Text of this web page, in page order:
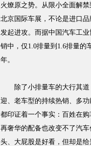
火燎原之势。从限小全面解
北京国际车展，不论是进口
发起进攻。而据中国汽车工
销中，仅1.0排量到1.6排量的
年。
除了小排量车的大行其道
迎、老车型的持续热销、多
都印证着一个事实：百姓在
再奢华的配备也改变不了汽
头、大屁股是好看，但却是